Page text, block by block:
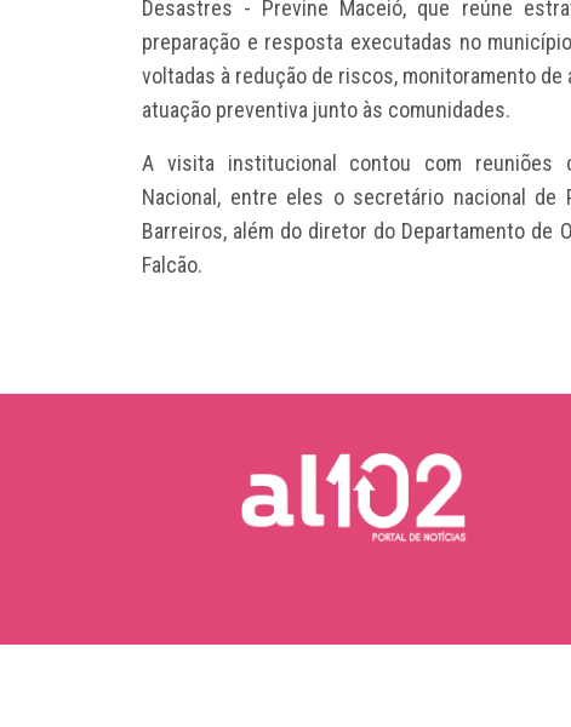
Desastres - Previne Maceió, que reúne
preparação e resposta executadas no
voltadas à redução de riscos, monitoramento
atuação preventiva junto às comunidades.
A visita institucional contou com reuniões
Nacional, entre eles o secretário nacional de
Barreiros, além do diretor do Departamento de
Falcão.